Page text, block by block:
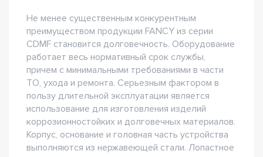
Не менее существенным конкурентным
преимуществом продукции FANCY из серии
CDMF становится долговечность. Оборудование
работает весь нормативный срок службы,
причем с минимальными требованиями в части
ТО, ухода и ремонта. Серьезным фактором в
пользу длительной эксплуатации является
использование для изготовления изделий
коррозионностойких и долговечных материалов.
Корпус, основание и головная часть устройства
выполняются из нержавеющей стали. Лопастное